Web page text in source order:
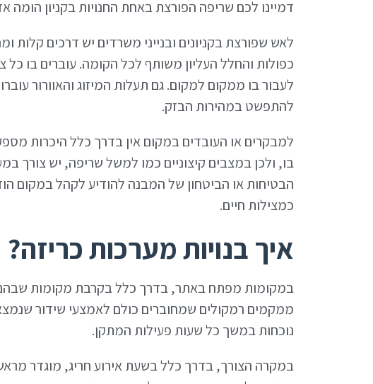
דמיינו לכם שריפה הפורצת באחת החנויות בקניון הומה
לאש שפורצת בקניונים ובנייני משרדים יש דרכים
כפולות והחלל העליון משותף לכל הקומה. עוברים בו
לעבור בו ממקום למקום. גם תעלות המיזוג והאוורור
להתפשט במהירות הבזק.
למבקרים או העובדים במקום אין בדרך כלל היכרות
בו, ולכן במצבים קיצוניים כמו למשל שריפה, יש צורך
הבטיחות או הביטחון של המבנה להודיע לקהל במקום
כמצילות חיים.
איך בנויות מערכות כריזה?
במקומות מפתח באתר, בדרך כלל בקרבת מקומות
ממקמים רמקולים שמחוברים כולם לאמצעי שידור
נוכחות במשך כל שעות פעילות המתקן.
במקרה הצורך, בדרך כלל בשעת אירוע חריג, מוגדר